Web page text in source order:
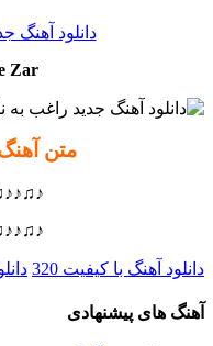
دانلود آهنگ
Zar
متن
دانلود آهنگ با کیفیت 320
آهنگ های پیشنهادی